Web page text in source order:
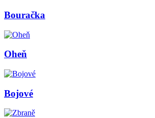
Bouračka
Oheň
Bojové